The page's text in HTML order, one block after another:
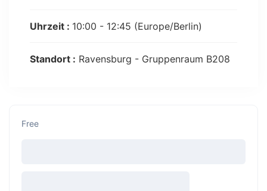
Uhrzeit : 10:00 - 12:45 (Europe/Berlin)
Standort : Ravensburg - Gruppenraum B208
Free